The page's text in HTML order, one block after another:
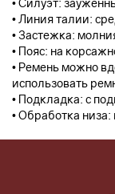
• Силуэт:
• Линия талии:
• Застежка:
• Пояс: на
• Ремень можно
использовать
• Подкладка: с
• Обработка